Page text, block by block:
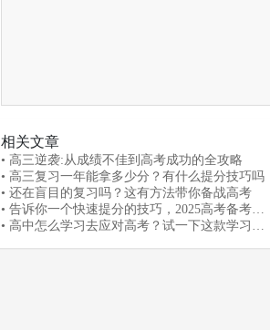
相关文章
• 高三逆袭:从成绩不佳到高考成功的全攻略
• 高三复习一年能拿多少分？有什么提分技巧吗
• 还在盲目的复习吗？这有方法带你备战高考
• 告诉你一个快速提分的技巧，2025高考备考更
轻松！
• 高中怎么学习去应对高考？试一下这款学习软